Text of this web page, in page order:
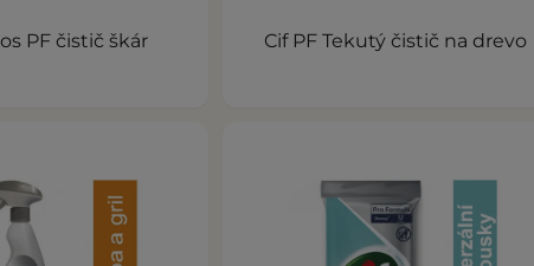
PF čistič škár Cif PF Tekutý čistič na drevo